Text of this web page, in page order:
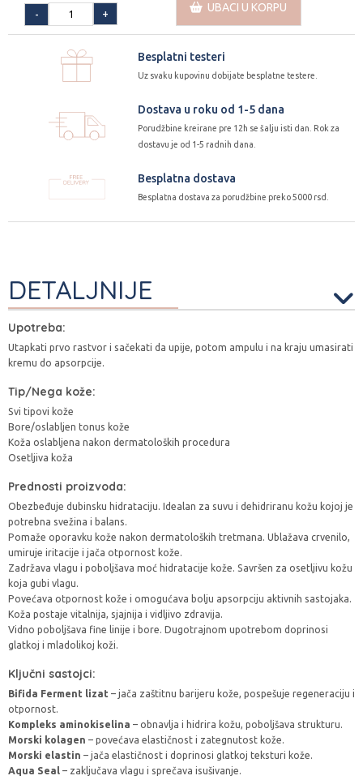
+
-
UBACI U KORPU
Besplatni testeri
Uz svaku kupovinu dobijate besplatne testere.
Dostava u roku od 1-5 dana
Porudžbine kreirane pre 12h se šalju isti dan. Rok za
dostavu je od 1-5 radnih dana.
Besplatna dostava
Besplatna dostava za porudžbine preko 5000 rsd.
DETALJNIJE
Upotreba:
Utapkati prvo rastvor i sačekati da upije, potom ampulu i na kraju umasirati
kremu do apsorpcije.
Tip/Nega kože:
Svi tipovi kože
Bore/oslabljen tonus kože
Koža oslabljena nakon dermatoloških procedura
Osetljiva koža
Prednosti proizvoda:
Obezbeđuje dubinsku hidrataciju. Idealan za suvu i dehidriranu kožu kojoj je
potrebna svežina i balans.
Pomaže oporavku kože nakon dermatoloških tretmana. Ublažava crvenilo,
umiruje iritacije i jača otpornost kože.
Zadržava vlagu i poboljšava moć hidratacije kože. Savršen za osetljivu kožu
koja gubi vlagu.
Povećava otpornost kože i omogućava bolju apsorpciju aktivnih sastojaka.
Koža postaje vitalnija, sjajnija i vidljivo zdravija.
Vidno poboljšava fine linije i bore. Dugotrajnom upotrebom doprinosi
glatkoj i mladolikoj koži.
Ključni sastojci:
Bifida Ferment lizat – jača zaštitnu barijeru kože, pospešuje regeneraciju i
otpornost.
Kompleks aminokiselina – obnavlja i hidrira kožu, poboljšava strukturu.
Morski kolagen – povećava elastičnost i zategnutost kože.
Morski elastin – jača elastičnost i doprinosi glatkoj teksturi kože.
Aqua Seal – zaključava vlagu i sprečava isušivanje.